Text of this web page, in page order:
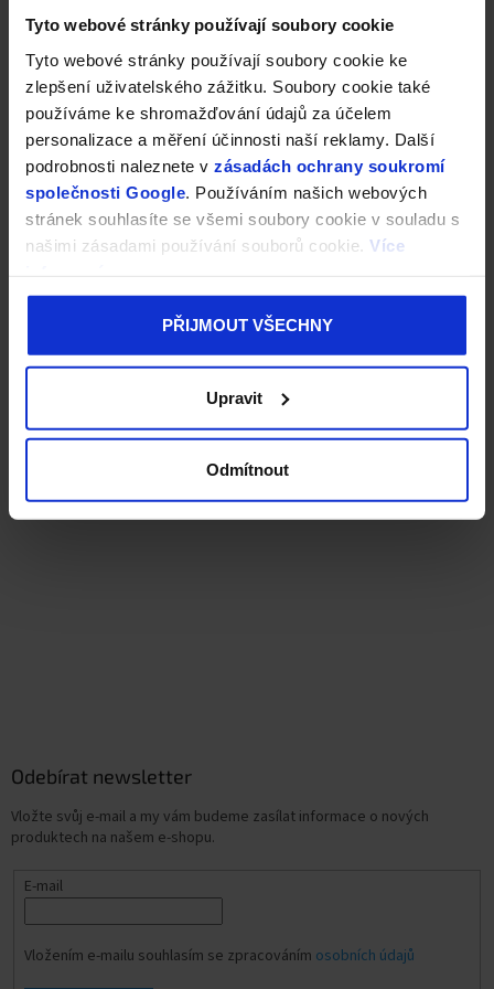
Tyto webové stránky používají soubory cookie
Tyto webové stránky používají soubory cookie ke
zlepšení uživatelského zážitku. Soubory cookie také
používáme ke shromažďování údajů za účelem
personalizace a měření účinnosti naší reklamy. Další
podrobnosti naleznete v zásadách ochrany soukromí
společnosti Google . Používáním našich webových
stránek souhlasíte se všemi soubory cookie v souladu s
našimi zásadami používání souborů cookie. Více
PŘIJMOUT VŠECHNY
Upravit
Odmítnout
Moje objednávka
Bonusový program
Doprava a platba
Vrácení zboží a reklamace
Obchodní podmínky
Podmínky vrácení do 30 dnů
Podmínky ochrany osobních údajů a cookies
Informace před nákupem
Blog
Odebírat newsletter
Vložte svůj e-mail a my vám budeme zasílat informace o nových
produktech na našem e-shopu.
E-mail
Vložením e-mailu souhlasím se zpracováním osobních údajů